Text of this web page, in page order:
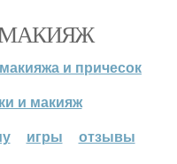
МАКИЯЖ
и причесок
и макияж
игры отзывы